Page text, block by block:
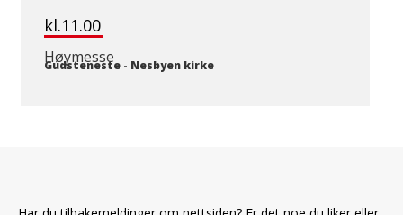
kl.11.00
Høymesse
Gudsteneste - Nesbyen kirke